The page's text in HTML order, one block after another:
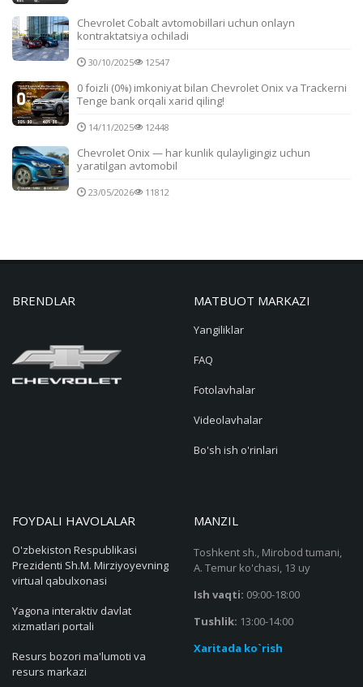
Chevrolet Cobalt avtomobillari uchun onlayn
kontraktatsiya ochiladi
30/10/2025 12547
0 foizli (0%) imkoniyat bilan Chevrolet Onix va Trackerni
Tenge bank orqali xarid qiling!
14/11/2025 12448
Chevrolet Onix — har kunlik qulayligingiz uchun
yaratilgan avtomobil
23/05/2026 11812
BRENDLAR MATBUOT MARKAZI
Yangiliklar
FAQ
Fotolavhalar
Videolavhalar
Bo'sh ish o'rinlari
FOYDALI HAVOLALAR
O'zbekiston Respublikasi
Prezidenti Sh.M. Mirziyoyevning
virtual qabulxonasi
Yagona interaktiv davlat
xizmatlari portali
Resurs bozori ma'lumoti va
resurs markazi
MANZIL
Toshkent sh., Mirobod tumani,
A. Temur ko'chasi, 13 uy
Ish vaqti: 09:00-18:00
Tushlik: 13:00-14:00
Xaritada ko`rish